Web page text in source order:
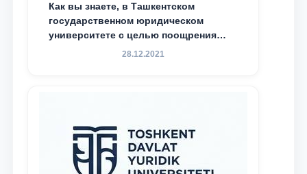
Как вы знаете, в Ташкентском
государственном юридическом
университете с целью поощрения
талантливых, активных и
28.12.2021